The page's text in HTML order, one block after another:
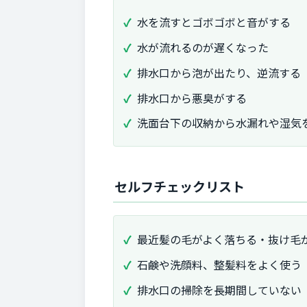
水を流すとゴボゴボと音がする
水が流れるのが遅くなった
排水口から泡が出たり、逆流する
排水口から悪臭がする
洗面台下の収納から水漏れや湿気
セルフチェックリスト
最近髪の毛がよく落ちる・抜け毛
石鹸や洗顔料、整髪料をよく使う
排水口の掃除を長期間していない